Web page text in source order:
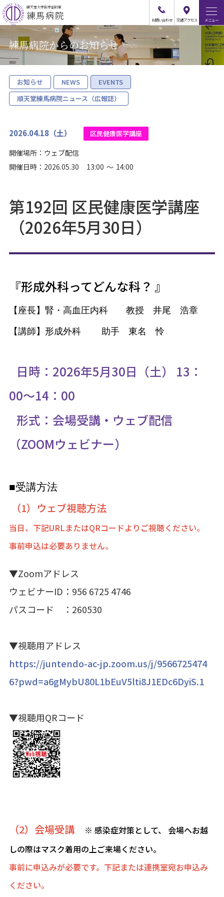
順天堂大学医学部附属
練馬病院 お問い合わせ 交通アクセス メニュー
練馬病院からのお知らせ
お知らせ NEWS
EVENTS
順天堂練馬病院ニュース（広報誌）
2026.04.18（土） 区民健康医学講座
ウェブ配信
開催日時： 2026.05.30 13:00 ～ 14:00
第192回 区民健康医学講座
（2026年5月30日）
『形成外科ってどんな科？ 』
【座長】腎・高血圧内科 教授 井尾 浩章
【講師 】 形成外科 助手 東名 怜
日時：2026年5月30日（土） 13：
00～14：00
形式：会場受講・ウェブ配信
（ZOOMウェビナー）
■受講方法
（1）ウェブ視聴方法
当日、下記URLまたはQRコードよりご視聴ください。
事前申込は必要ありません。
▼Zoomアドレス
ウェビナーID：956 6725 4746
パスコード ：260530
▼視聴用アドレス
https://juntendo-ac-jp.zoom.us/j/9566725474
6?pwd=a6gMybU80L1bEuV5lti8J1EDc6DyiS.1
▼視聴用QRコード
（2）会場受講
※ 感染症対策として、 会場へお越
しの際はマスク着用の上ご来場ください。
事前に申込みが必要です。下記または連携室宛お申込み
ください。